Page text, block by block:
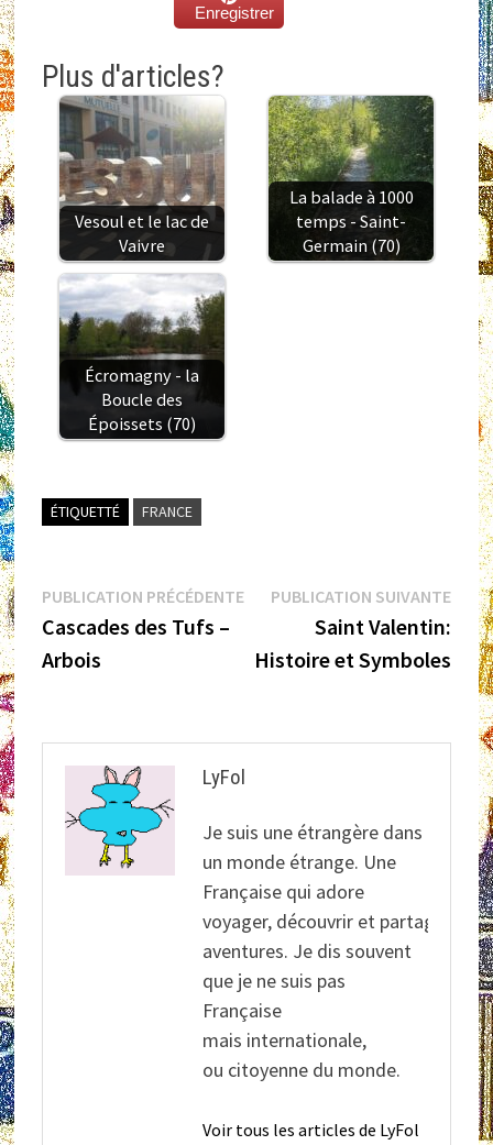
Enregistrer
Plus d'articles?
Vesoul et le lac de
Vaivre
La balade à 1000
temps - Saint-
Germain (70)
Écromagny - la
Boucle des
Époissets (70)
ÉTIQUETTÉ FRANCE
Navigation
de
PUBLICATION PRÉCÉDENTEPublication
précédente :
Cascades des Tufs –
Arbois
PUBLICATION SUIVANTE
Saint Valentin:
Histoire et Symboles
LyFol
Je suis une étrangère dans
un monde étrange. Une
Française qui adore
voyager, découvrir et partager ses
aventures. Je dis souvent
que je ne suis pas
Française
mais internationale,
ou citoyenne du monde.
Voir tous les articles de LyFol